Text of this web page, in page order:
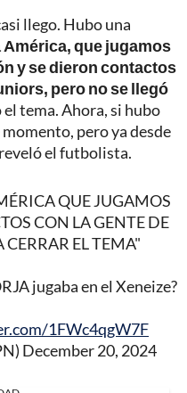
llego. Hubo una
América, que jugamos
y se dieron contactos
pero no se llegó
el tema. Ahora, si hubo
pero ya desde
el futbolista.
QUE JUGAMOS
CON LA GENTE DE
CERRAR EL TEMA"
jugaba en el Xeneize?
1FWc4qgW7F
December 20, 2024